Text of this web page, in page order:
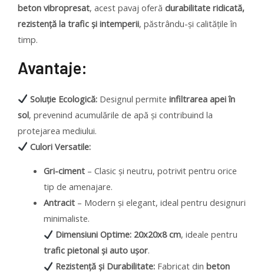
beton vibropresat, acest pavaj oferă durabilitate ridicată,
rezistență la trafic și intemperii, păstrându-și calitățile în
timp.
Avantaje:
Soluție Ecologică:Designul permite infiltrarea apei în
sol, prevenind acumulările de apă și contribuind la
protejarea mediului.
Culori Versatile:
Gri-ciment– Clasic și neutru, potrivit pentru orice
tip de amenajare.
Antracit– Modern și elegant, ideal pentru designuri
minimaliste.
Dimensiuni Optime: 20x20x8 cm, ideale pentru
trafic pietonal și auto ușor.
Rezistență și Durabilitate: Fabricat dinbeton